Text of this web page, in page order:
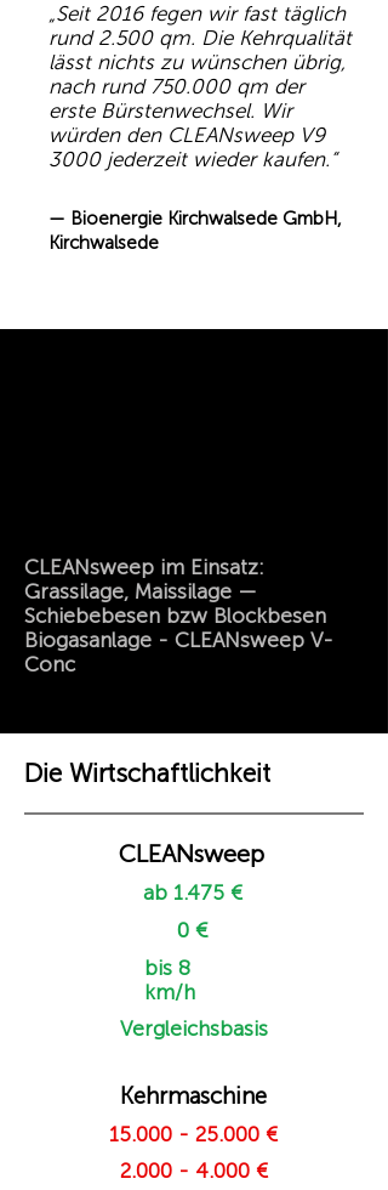
„Seit 2016 fegen wir fast täglich
rund 2.500 qm. Die Kehrqualität
lässt nichts zu wünschen übrig,
nach rund 750.000 qm der
erste Bürstenwechsel. Wir
würden den CLEANsweep V9
3000 jederzeit wieder kaufen.“
— Bioenergie Kirchwalsede GmbH,
Kirchwalsede
CLEANsweep im Einsatz:
Grassilage, Maissilage —
Schiebebesen bzw Blockbesen
Biogasanlage - CLEANsweep V-
Conc
Die Wirtschaftlichkeit
CLEANsweep
ab 1.475 €
0 €
bis 8
km/h
Vergleichsbasis
Kehrmaschine
15.000 - 25.000 €
2.000 - 4.000 €